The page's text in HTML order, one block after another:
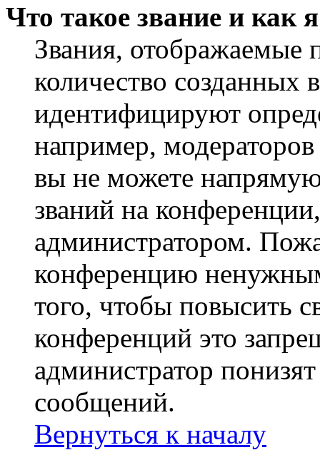
Что такое звание и как
Звания,
количество
идентифицируют
например,
вы не можете
званий на
администратором.
конференцию
того, чтобы повысить
конференций это
администратор
сообщений.
Вернуться к началу